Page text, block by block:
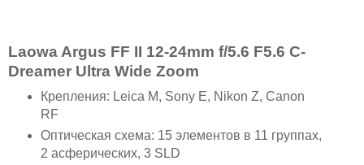
Laowa Argus FF II 12-24mm f/5.6 F5.6 C-
Dreamer Ultra Wide Zoom
Крепления: Leica M, Sony E, Nikon Z, Canon
RF
Оптическая схема: 15 элементов в 11 группах,
2 асферических, 3 SLD